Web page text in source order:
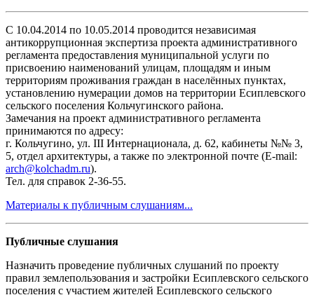
С 10.04.2014 по 10.05.2014 проводится независимая
антикоррупционная экспертиза проекта административного
регламента предоставления муниципальной услуги по
присвоению наименований улицам, площадям и иным
территориям проживания граждан в населённых пунктах,
установлению нумерации домов на территории Есиплевского
сельского поселения Кольчугинского района.
Замечания на проект административного регламента
принимаются по адресу:
г. Кольчугино, ул. III Интернационала, д. 62, кабинеты №№ 3,
5, отдел архитектуры, а также по электронной почте (E-mail:
arch@kolchadm.ru).
Тел. для справок 2-36-55.
Материалы к публичным слушаниям...
Публичные слушания
Назначить проведение публичных слушаний по проекту
правил землепользования и застройки Есиплевского сельского
поселения с участием жителей Есиплевского сельского